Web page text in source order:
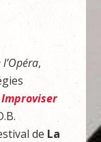
,
Improviser
de La